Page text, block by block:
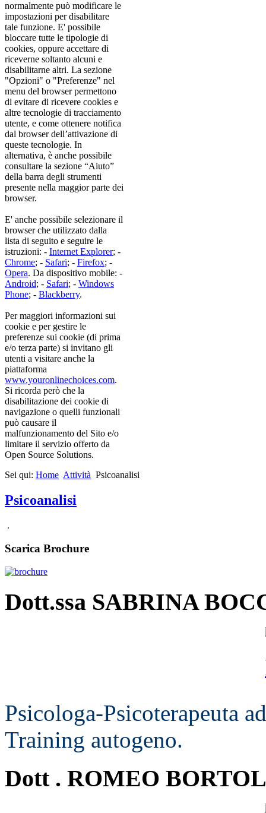
normalmente può modificare le
impostazioni per disabilitare
tale funzione. E' possibile
bloccare tutte le tipologie di
cookies, oppure accettare di
riceverne soltanto alcuni e
disabilitarne altri. La sezione
"Opzioni" o "Preferenze" nel
menu del browser permettono
di evitare di ricevere cookies e
altre tecnologie di tracciamento
utente, e come ottenere notifica
dal browser dell’attivazione di
queste tecnologie. In
alternativa, è anche possibile
consultare la sezione “Aiuto”
della barra degli strumenti
presente nella maggior parte dei
browser.
E' anche possibile selezionare il
browser che utilizzato dalla
lista di seguito e seguire le
istruzioni: - Internet Explorer; -
Chrome; - Safari; - Firefox; -
Opera. Da dispositivo mobile: -
Android; - Safari; - Windows
Phone; - Blackberry.
Per maggiori informazioni sui
cookie e per gestire le
preferenze sui cookie (di prima
e/o terza parte) si invitano gli
utenti a visitare anche la
piattaforma
www.youronlinechoices.com.
Si ricorda però che la
disabilitazione dei cookie di
navigazione o quelli funzionali
può causare il
malfunzionamento del Sito e/o
limitare il servizio offerto da
Open Source Solutions.
Sei qui: Home Attività Psicoanalisi
Psicoanalisi
.
Scarica Brochure
Dott.ssa SABRINA
Psicologa-Psicoterapeuta
Training autogeno.
Dott . ROMEO